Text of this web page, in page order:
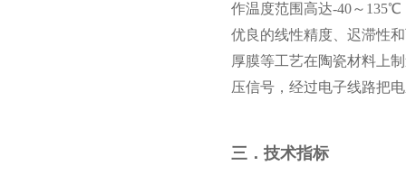
作温度范围高达-40～
优良的线性精度、迟滞性
厚膜等工艺在陶瓷材料上
压信号，经过电子线路把
三．技术指标